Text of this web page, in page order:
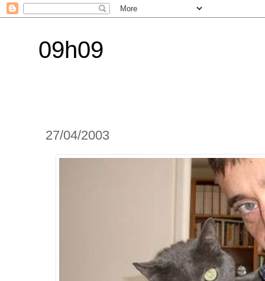
09h09
27/04/2003